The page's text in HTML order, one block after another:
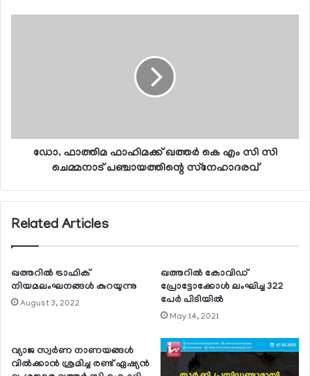
ഡോ. ഫാത്തിമ ഫാഹിമക്ക് ഖത്തര്‍ കെ എം സി സി
ചെമ്മനാട് പഞ്ചായത്തിന്റെ സ്‌നേഹാദരവ്
Related Articles
ഖത്തറില്‍ ട്രാഫിക്
നിയമലംഘനങ്ങള്‍ കുറയുന്നു
August 3, 2022
ഖത്തറില്‍ കോവിഡ്
പ്രോട്ടോക്കോള്‍ ലംഘിച്ച 322
പേര്‍ പിടിയില്‍
May 14, 2021
വ്യാജ സ്വര്‍ണ നാണയങ്ങള്‍
വില്‍ക്കാന്‍ ശ്രമിച്ച രണ്ട് ഏഷ്യന്‍